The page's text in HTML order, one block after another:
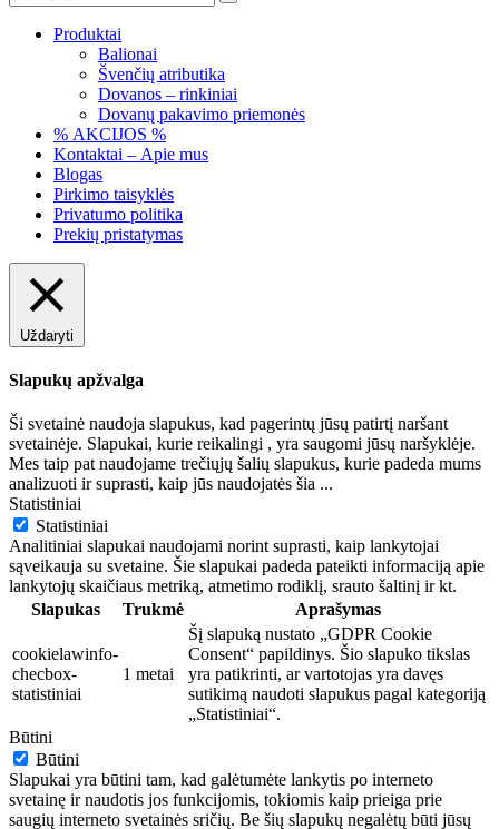
Produktai
Balionai
Švenčių atributika
Dovanos – rinkiniai
Dovanų pakavimo priemonės
% AKCIJOS %
Kontaktai – Apie mus
Blogas
Pirkimo taisyklės
Privatumo politika
Prekių pristatymas
Uždaryti
Slapukų apžvalga
Ši svetainė naudoja slapukus, kad pagerintų jūsų patirtį naršant
svetainėje. Slapukai, kurie reikalingi , yra saugomi jūsų naršyklėje.
Mes taip pat naudojame trečiųjų šalių slapukus, kurie padeda mums
analizuoti ir suprasti, kaip jūs naudojatės šia ...
Statistiniai
Statistiniai
Analitiniai slapukai naudojami norint suprasti, kaip lankytojai
sąveikauja su svetaine. Šie slapukai padeda pateikti informaciją apie
lankytojų skaičiaus metriką, atmetimo rodiklį, srauto šaltinį ir kt.
Slapukas
Trukmė Aprašymas
cookielawinfo-
checbox-
statistiniai
1 metai
Šį slapuką nustato „GDPR Cookie
Consent“ papildinys. Šio slapuko tikslas
yra patikrinti, ar vartotojas yra davęs
sutikimą naudoti slapukus pagal kategoriją
„Statistiniai“.
Būtini
Būtini
Slapukai yra būtini tam, kad galėtumėte lankytis po interneto
svetainę ir naudotis jos funkcijomis, tokiomis kaip prieiga prie
saugių interneto svetainės sričių. Be šių slapukų negalėtų būti jūsų